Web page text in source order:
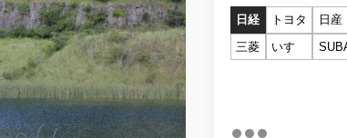
日経 トヨタ 日産
三菱
いすゞ